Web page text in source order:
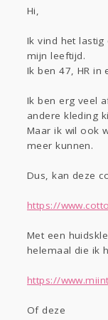
Sport
Lezen
Hi,
Ik vind het
mijn leeftijd.
Ik ben 47, HR
Ik ben erg veel
andere kleding
Maar ik wil ook
meer kunnen.
Dus, kan deze
https://
Met een
helemaal die ik
https://
Of deze